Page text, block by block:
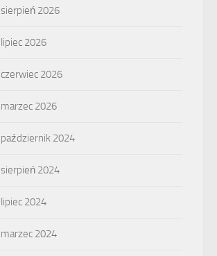
sierpień 2026
lipiec 2026
czerwiec 2026
marzec 2026
październik 2024
sierpień 2024
lipiec 2024
marzec 2024